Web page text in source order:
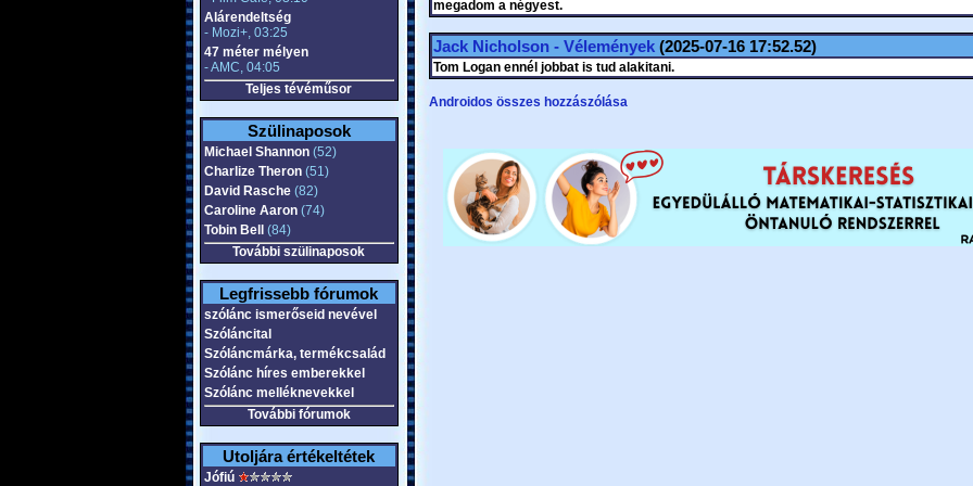
Alárendeltség
- Mozi+, 03:25
47 méter mélyen
- AMC, 04:05
Teljes tévéműsor
Szülinaposok
Michael Shannon(52)
Charlize Theron(51)
David Rasche(82)
Caroline Aaron(74)
Tobin Bell
(84)
További szülinaposok
Legfrissebb fórumok
szólánc ismerőseid nevével
Szóláncital
Szóláncmárka, termékcsalád
Szólánc híres emberekkel
Szólánc melléknevekkel
További fórumok
Utoljára értékeltétek
Jófiú
megadom a négyest.
Jack Nicholson - Vélemények(2025-07-16 17:52.52)
Tom Logan ennél jobbat is tud alakitani.
Androidos összes hozzászólása